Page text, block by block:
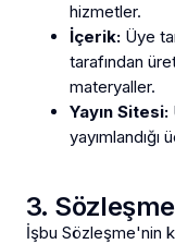
hizmetler.
İçerik: Üye
tarafından
materyaller.
Yayın Sitesi:
3.
İşbu Sözleşme'nin